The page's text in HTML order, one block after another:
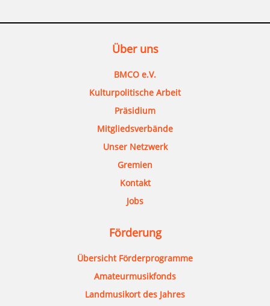
Über uns
BMCO e.V.
Kulturpolitische Arbeit
Präsidium
Mitgliedsverbände
Unser Netzwerk
Gremien
Kontakt
Jobs
Förderung
Übersicht Förderprogramme
Amateurmusikfonds
Landmusikort des Jahres